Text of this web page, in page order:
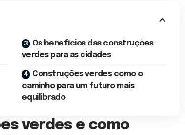
Os benefícios das construções
verdes para as cidades
Construções verdes como o
caminho para um futuro mais
equilibrado
verdes e como